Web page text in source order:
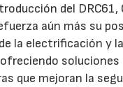
del DRC61,
aún más su
la electrificación y
soluciones
que mejoran la